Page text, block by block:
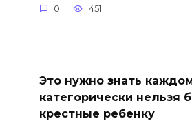
0 451
Это нужно знать
категорически нельзя
крестные ребенку